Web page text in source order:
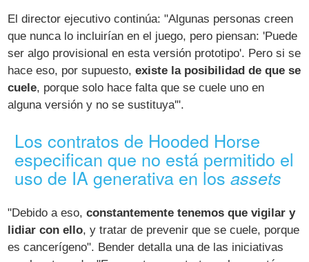
El director ejecutivo continúa: "Algunas personas creen
que nunca lo incluirían en el juego, pero piensan: 'Puede
ser algo provisional en esta versión prototipo'. Pero si se
hace eso, por supuesto,existe la posibilidad de que se
cuele, porque solo hace falta que se cuele uno en
alguna versión y no se sustituya'".
Los contratos de Hooded Horse
especifican que no está permitido el
uso de IA generativa en losassets
"Debido a eso,constantemente tenemos que vigilar y
lidiar con ello, y tratar de prevenir que se cuele, porque
es cancerígeno". Bender detalla una de las iniciativas